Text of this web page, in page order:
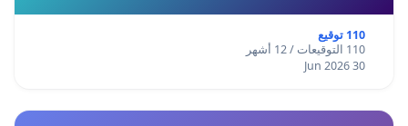
110 توقيع
110 التوقيعات / 12 أشهر
30 Jun 2026